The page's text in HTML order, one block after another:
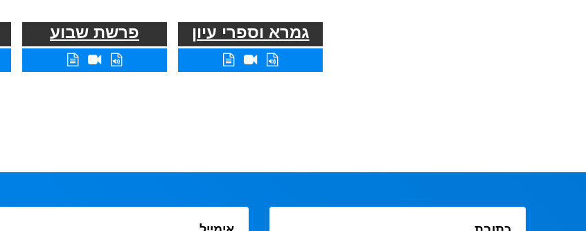
גמרא וספרי עיון פרשת שבוע